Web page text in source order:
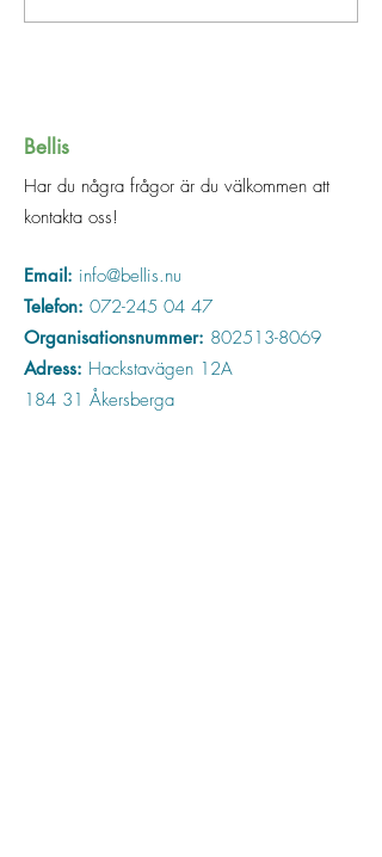
Bellis
Har du några frågor är du välkommen att
kontakta oss!
Email: info@bellis.nu
Telefon: 072-245 04 47
Organisationsnummer: 802513-8069
Adress: Hackstavägen 12A
184 31 Åkersberga